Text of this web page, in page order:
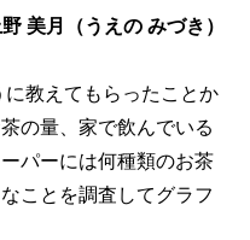
美月（うえの みづき）
教えてもらったことか
の量、家で飲んでいる
パーには何種類のお茶
ことを調査してグラフ